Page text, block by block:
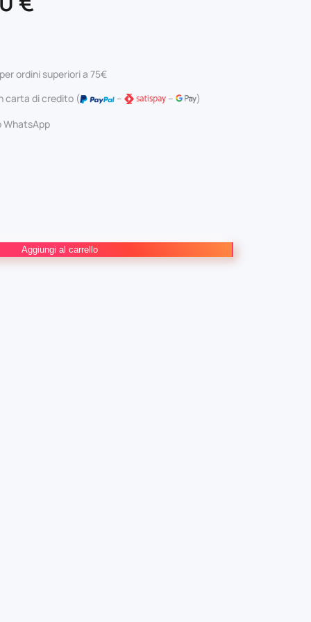
€.
attuale
è:
9,40 €.
ordini superiori a 75€
carta di credito (
– –
)
WhatsApp
Aggiungi al carrello